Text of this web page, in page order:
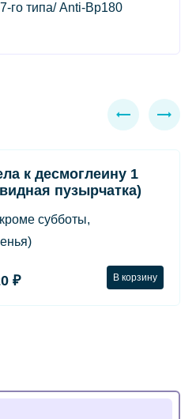
го типа/ Anti-Bp180
к десмоглеину 1
пузырчатка)
субботы,
₽ В корзину